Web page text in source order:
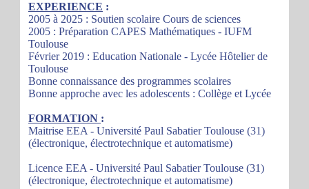
EXPERIENCE :
2005 à 2025 : Soutien scolaire Cours de sciences
2005 : Préparation CAPES Mathématiques - IUFM
Toulouse
Février 2019 : Education Nationale - Lycée Hôtelier de
Toulouse
Bonne connaissance des programmes scolaires
Bonne approche avec les adolescents : Collège et Lycée
FORMATION :
Maitrise EEA - Université Paul Sabatier Toulouse (31)
(électronique, électrotechnique et automatisme)
Licence EEA - Université Paul Sabatier Toulouse (31)
(électronique, électrotechnique et automatisme)